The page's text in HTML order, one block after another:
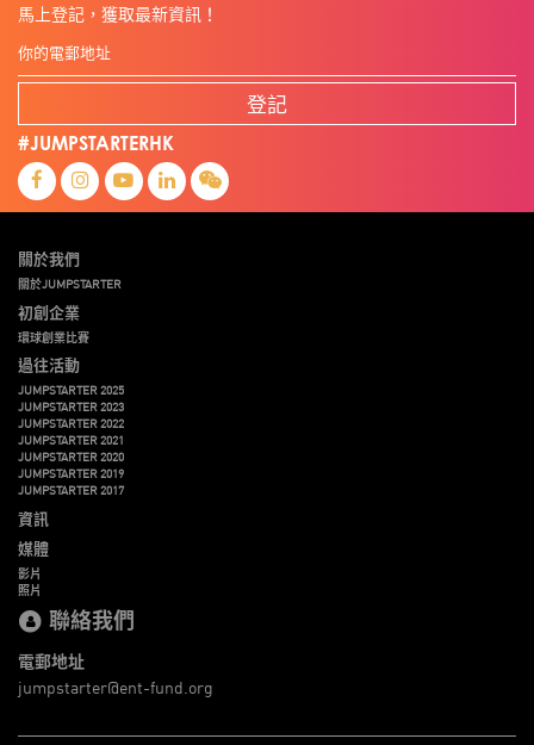
馬上登記，獲取最新資訊！
登記
#JUMPSTARTERHK
關於我們
關於JUMPSTARTER
初創企業
環球創業比賽
過往活動
JUMPSTARTER 2025
JUMPSTARTER 2023
JUMPSTARTER 2022
JUMPSTARTER 2021
JUMPSTARTER 2020
JUMPSTARTER 2019
JUMPSTARTER 2017
資訊
媒體
影片
照片
聯絡我們
電郵地址
jumpstarter@ent-fund.org